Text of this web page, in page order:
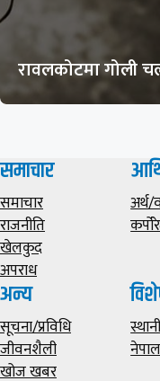
रावलकोटमा गोली
समाचार
समाचार
राजनीति
खेलकुद
अपराध
अर्थ/
अन्य
सूचना/प्रविधि
जीवनशैली
खोज खबर